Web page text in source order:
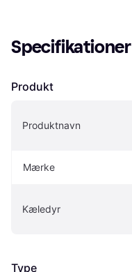
Specifikationer
Produkt
Produktnavn
Mærke
Kæledyr
Type